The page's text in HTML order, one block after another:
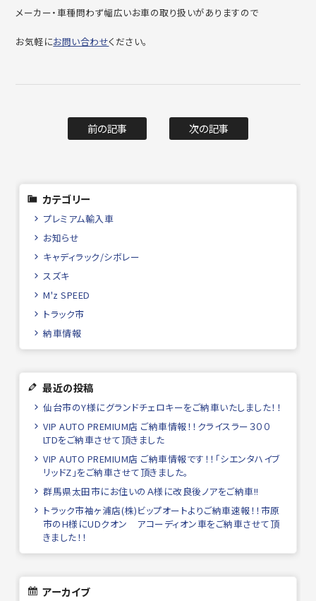
メーカー・車種問わず幅広いお車の取り扱いがありますので
お気軽にお問い合わせください。
前の記事 次の記事
カテゴリー
プレミアム輸入車
お知らせ
キャディラック/シボレー
スズキ
M'z SPEED
トラック市
納車情報
最近の投稿
仙台市のY様にグランドチェロキーをご納車いたしました！！
VIP AUTO PREMIUM店 ご納車情報！！クライスラー３００
LTDをご納車させて頂きました
VIP AUTO PREMIUM店 ご納車情報です！！「シエンタハイブ
リッドZ」をご納車させて頂きました。
群馬県太田市にお住いのＡ様に改良後ノアをご納車!!
トラック市袖ヶ浦店(株)ビップオートよりご納車速報！！市原
市のH様にUDクオン アコーディオン車をご納車させて頂
きました！！
アーカイブ